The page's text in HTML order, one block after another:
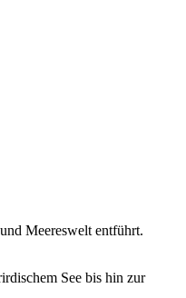
Meereswelt entführt.
See bis hin zur